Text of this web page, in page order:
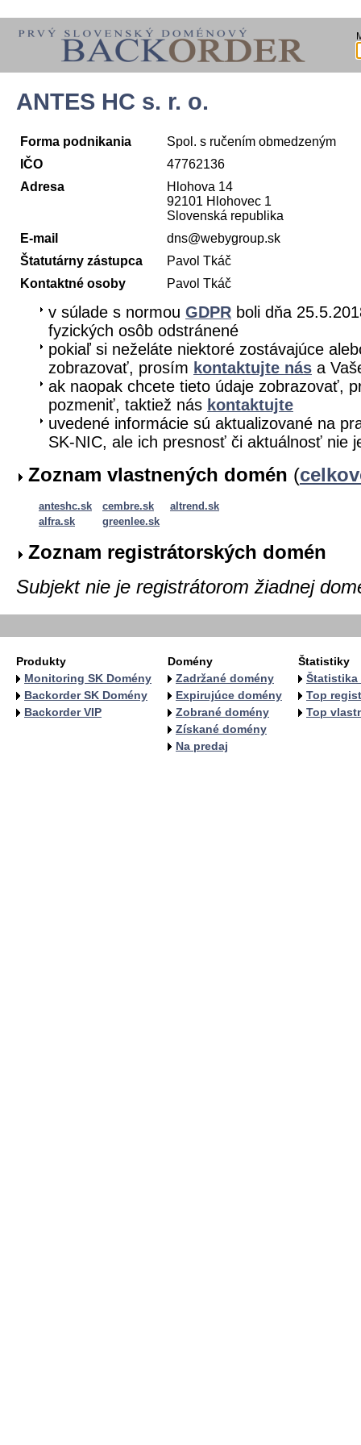
ANTES HC s. r. o.
Forma podnikania
Spol. s ručením obmedzeným
IČO
47762136
Adresa
Hlohova 14
92101 Hlohovec 1
Slovenská republika
E-mail
dns@webygroup.sk
Štatutárny zástupca
Pavol Tkáč
Kontaktné osoby
Pavol Tkáč
v súlade s normou GDPR boli dňa
fyzických osôb odstránené
pokiaľ si neželáte niektoré zostávajúce
zobrazovať, prosím kontaktujte nás a
ak naopak chcete tieto údaje zobrazovať,
pozmeniť, taktiež nás kontaktujte
uvedené informácie sú aktualizované na
SK-NIC, ale ich presnosť či aktuálnosť nie
Zoznam vlastnených domén (
anteshc.sk cembre.sk
altrend.sk
alfra.sk
greenlee.sk
Zoznam registrátorských domén
Subjekt nie je registrátorom žiadnej
Produkty
Monitoring SK Domény
Backorder SK Domény
Backorder VIP
Domény
Zadržané domény
Expirujúce domény
Zobrané domény
Získané domény
Na predaj
Štatistiky
Štatistika
Top
Top